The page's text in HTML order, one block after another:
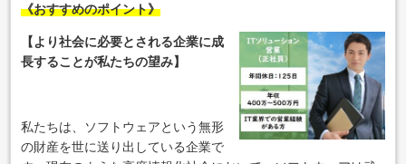
《おすすめのポイント》
【より社会に必要とされる企業に成
長することが私たちの望み】
私たちは、ソフトウェアという無形
の財産を世に送り出している企業で